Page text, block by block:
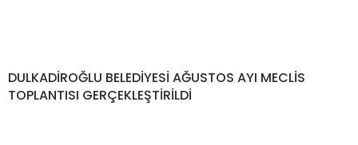
DULKADİROĞLU BELEDİYESİ AĞUSTOS AYI MECLİS
TOPLANTISI GERÇEKLEŞTİRİLDİ